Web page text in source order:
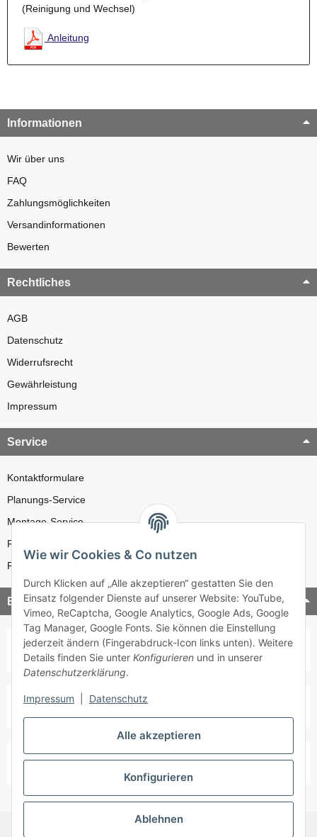
(Reinigung und Wechsel)
Anleitung
Informationen
Wir über uns
FAQ
Zahlungsmöglichkeiten
Versandinformationen
Bewerten
Rechtliches
AGB
Datenschutz
Widerrufsrecht
Gewährleistung
Impressum
Service
Kontaktformulare
Planungs-Service
Montage-Service
Reparatur-Service
Retouren-Service
Bezahlung & Versand
Alle akzeptieren
Konfigurieren
Ablehnen
Wie wir Cookies & Co nutzen
Durch Klicken auf „Alle akzeptieren“ gestatten Sie den
Einsatz folgender Dienste auf unserer Website: YouTube,
Vimeo, ReCaptcha, Google Analytics, Google Ads, Google
Tag Manager, Google Fonts. Sie können die Einstellung
jederzeit ändern (Fingerabdruck-Icon links unten). Weitere
Details finden Sie unter Konfigurieren und in unserer
Datenschutzerklärung.
Impressum Datenschutz